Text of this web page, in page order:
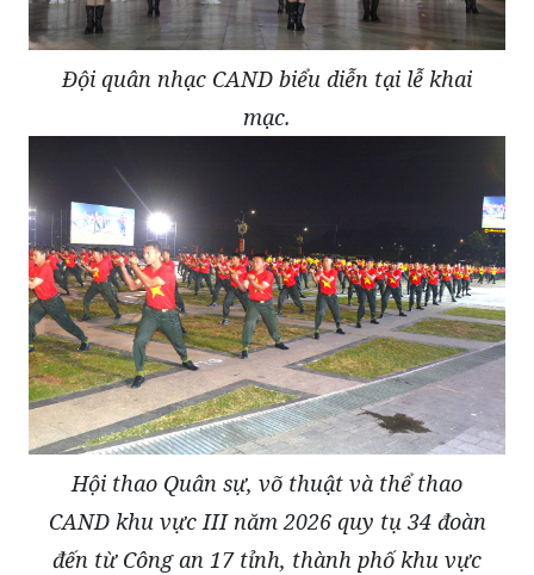
Đội quân nhạc CAND biểu diễn tại lễ khai
mạc.
Hội thao Quân sự, võ thuật và thể thao
CAND khu vực III năm 2026 quy tụ 34 đoàn
đến từ Công an 17 tỉnh, thành phố khu vực